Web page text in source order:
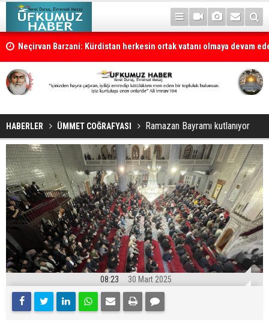
Neçirvan Barzani: Kürdistan herkesin ortak vatanı olmaya devam
HABERLER ÜMMET COĞRAFYASI Ramazan Bayramı kutlanıyor
08:23 30 Mart 2025